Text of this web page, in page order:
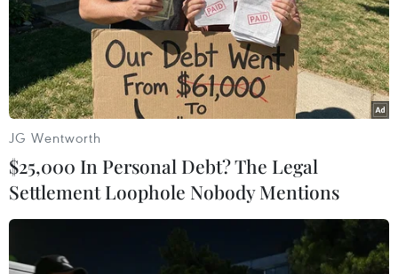
JG Wentworth
$25,000 In Personal Debt? The Legal
Settlement Loophole Nobody Mentions